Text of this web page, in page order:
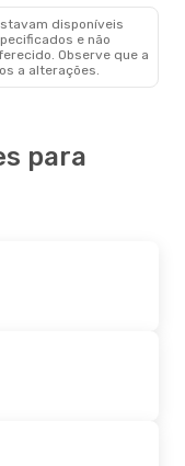
disponíveis
e não
Observe que a
a alterações.
para